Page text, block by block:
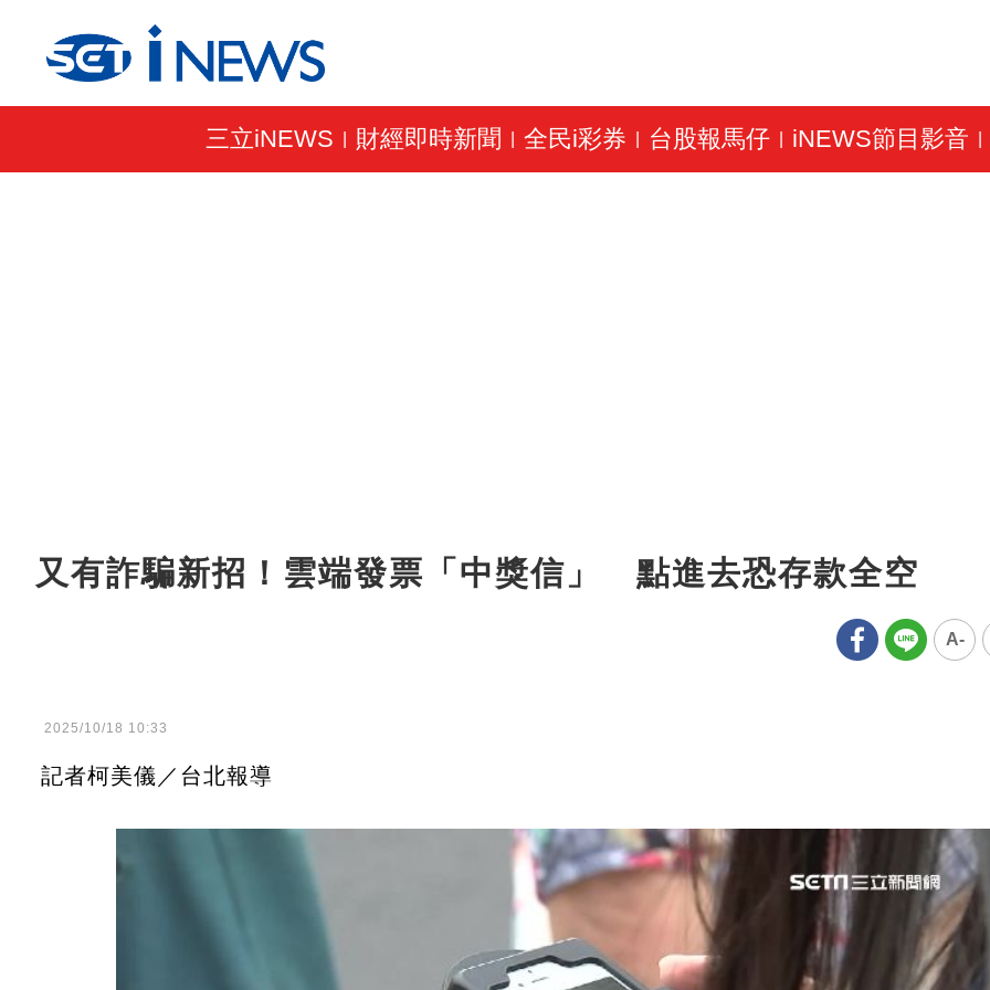
三立iNEWS 財經即時新聞 全民i彩券 台股報馬仔| iNEWS節目影音
又有詐騙新招！雲端發票「中獎信」 點進去恐存款全空
A-
2025/10/18 10:33
記者柯美儀／台北報導